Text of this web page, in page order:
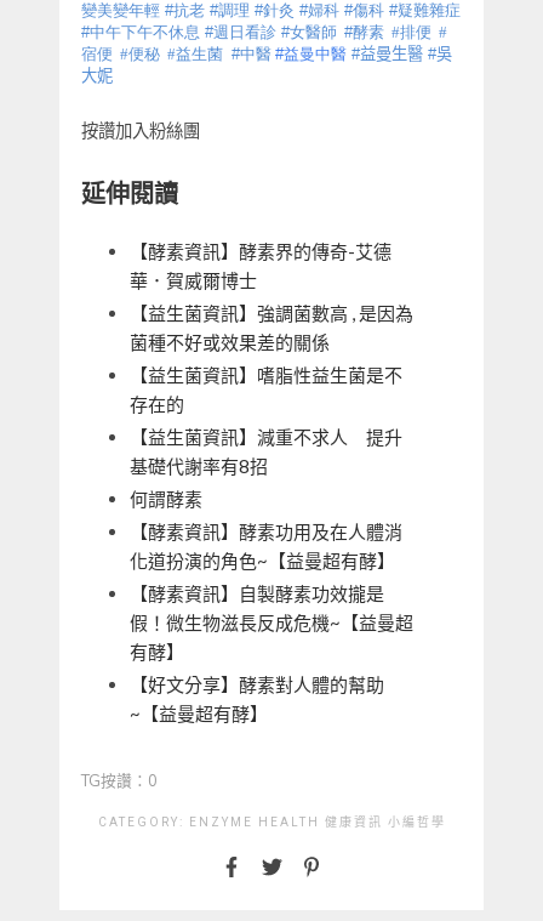
變美變年輕 #抗老 #調理 #針灸 #婦科 #傷科 #疑難雜症
#中午下午不休息 #週日看診 #女醫師 #酵素 #排便 #
宿便 #便秘 #益生菌 #中醫 #益曼中醫 #益曼生醫 #吳
大妮
按讚加入粉絲團
延伸閱讀
【酵素資訊】酵素界的傳奇-艾德
華．賀威爾博士
【益生菌資訊】強調菌數高 , 是因為
菌種不好或效果差的關係
【益生菌資訊】嗜脂性益生菌是不
存在的
【益生菌資訊】減重不求人 提升
基礎代謝率有8招
何謂酵素
【酵素資訊】酵素功用及在人體消
化道扮演的角色~【益曼超有酵】
【酵素資訊】自製酵素功效攏是
假！微生物滋長反成危機~【益曼超
有酵】
【好文分享】酵素對人體的幫助
~【益曼超有酵】
TG按讚：0
CATEGORY: ENZYME HEALTH 健康資訊 小編哲學